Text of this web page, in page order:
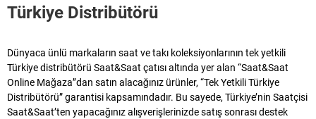
Türkiye Distribütörü
Dünyaca ünlü markaların saat ve takı koleksiyonlarının tek yetkili
Türkiye distribütörü Saat&Saat çatısı altında yer alan “Saat&Saat
Online Mağaza’’dan satın alacağınız ürünler, “Tek Yetkili Türkiye
Distribütörü” garantisi kapsamındadır. Bu sayede, Türkiye’nin Saatçisi
Saat&Saat’ten yapacağınız alışverişlerinizde satış sonrası destek